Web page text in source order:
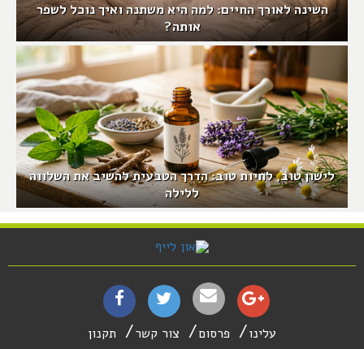
השינה לאורך החיים: למה היא משתנה ואיך נוכל לשפר
אותה?
לישון טוב, לחיות טוב: הדרך הטבעית להשיב את השלווה
ללילה
עלינו פרסום צור קשר תקנון